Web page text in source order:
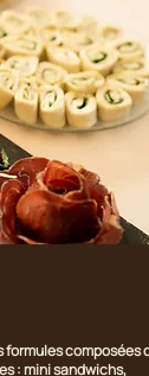
formules composées de
: mini sandwichs,